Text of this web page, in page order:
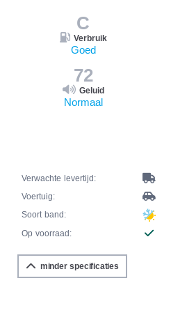
C
Verbruik
Goed
72
Geluid
Normaal
Verwachte levertijd:
Voertuig:
Soort band:
Op voorraad:
minder specificaties